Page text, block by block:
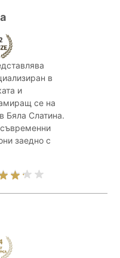
в
и
се на
Бяла Слатина.
заедно с